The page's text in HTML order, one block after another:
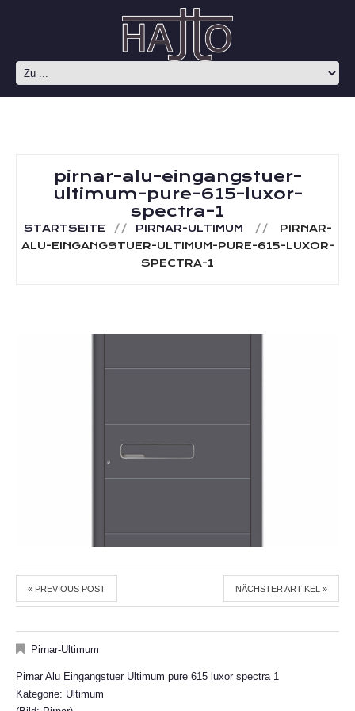
pirnar-alu-eingangstuer-
ultimum-pure-615-luxor-
spectra-1
STARTSEITE PIRNAR-ULTIMUM
PIRNAR-
ALU-EINGANGSTUER-ULTIMUM-PURE-615-LUXOR-
SPECTRA-1
« PREVIOUS POST NÄCHSTER ARTIKEL »
Pirnar-Ultimum
Pirnar Alu Eingangstuer Ultimum pure 615 luxor spectra 1
Kategorie: Ultimum